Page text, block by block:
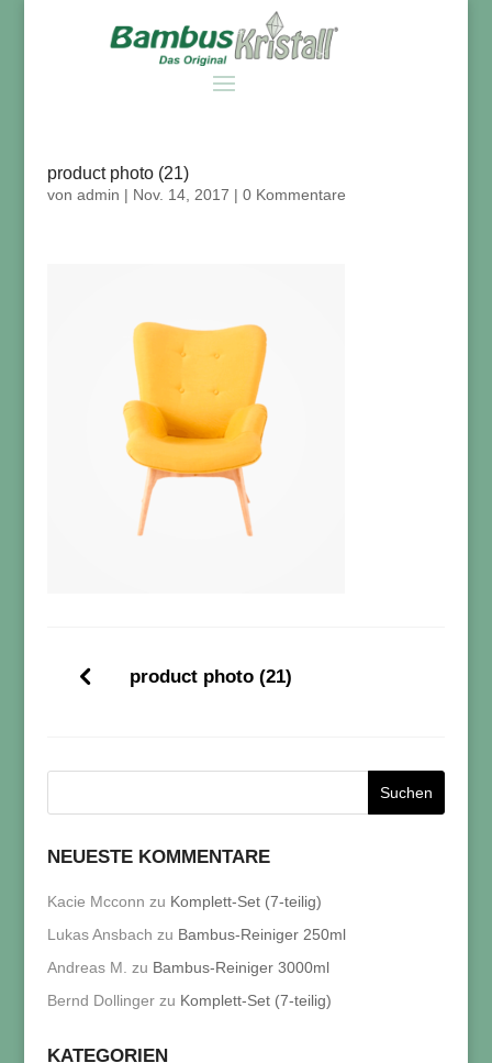
product photo (21)
von admin | Nov. 14, 2017 | 0 Kommentare
product photo (21)
NEUESTE KOMMENTARE
Kacie Mcconn zu Komplett-Set (7-teilig)
Lukas Ansbach zu Bambus-Reiniger 250ml
Andreas M.
zu Bambus-Reiniger 3000ml
Bernd Dollingerzu Komplett-Set (7-teilig)
KATEGORIEN